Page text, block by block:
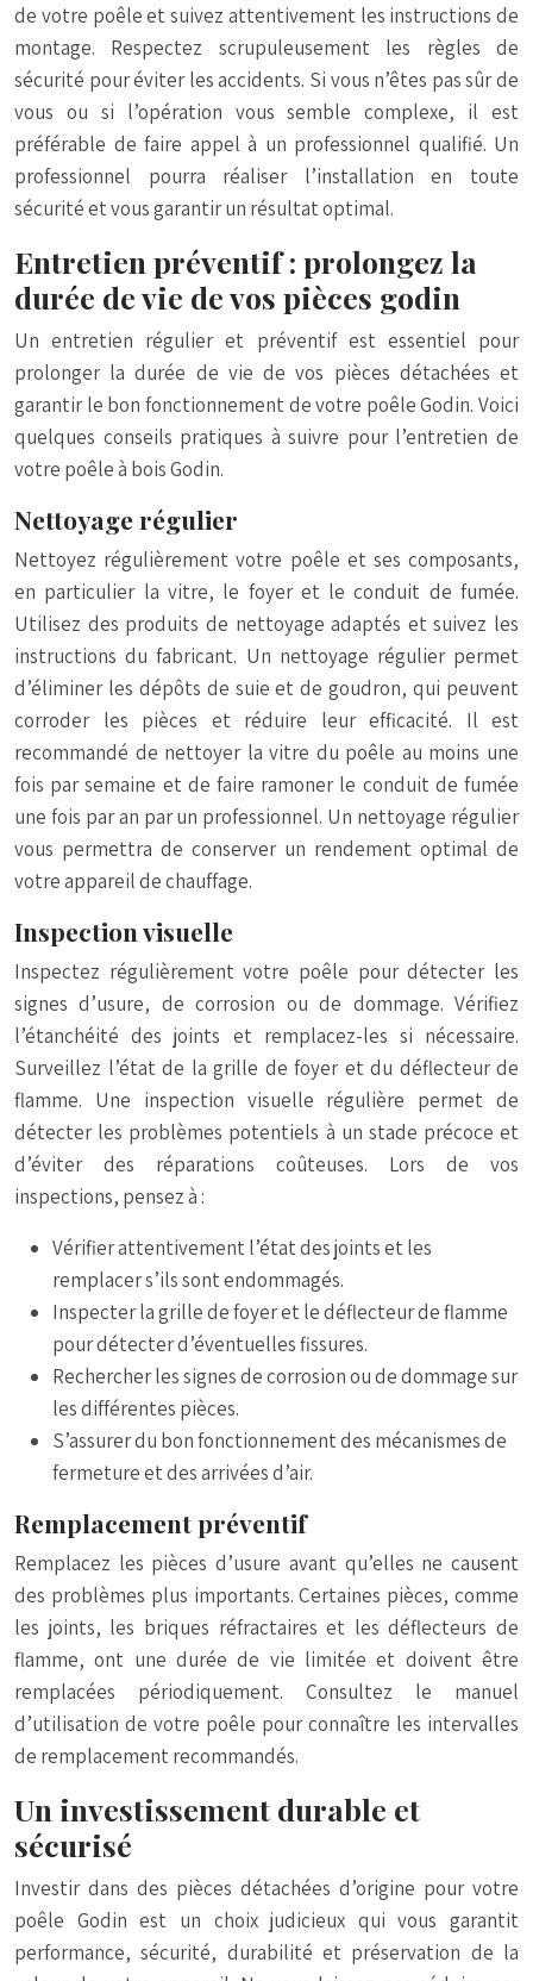
de votre poêle et suivez attentivement les instructions de
montage. Respectez scrupuleusement les règles de
sécurité pour éviter les accidents. Si vous n’êtes pas sûr de
vous ou si l’opération vous semble complexe, il est
préférable de faire appel à un professionnel qualifié. Un
professionnel pourra réaliser l’installation en toute
sécurité et vous garantir un résultat optimal.
Entretien préventif : prolongez la
durée de vie de vos pièces godin
Un entretien régulier et préventif est essentiel pour
prolonger la durée de vie de vos pièces détachées et
garantir le bon fonctionnement de votre poêle Godin. Voici
quelques conseils pratiques à suivre pour l’entretien de
votre poêle à bois Godin.
Nettoyage régulier
Nettoyez régulièrement votre poêle et ses composants,
en particulier la vitre, le foyer et le conduit de fumée.
Utilisez des produits de nettoyage adaptés et suivez les
instructions du fabricant. Un nettoyage régulier permet
d’éliminer les dépôts de suie et de goudron, qui peuvent
corroder les pièces et réduire leur efficacité. Il est
recommandé de nettoyer la vitre du poêle au moins une
fois par semaine et de faire ramoner le conduit de fumée
une fois par an par un professionnel. Un nettoyage régulier
vous permettra de conserver un rendement optimal de
votre appareil de chauffage.
Inspection visuelle
Inspectez régulièrement votre poêle pour détecter les
signes d’usure, de corrosion ou de dommage. Vérifiez
l’étanchéité des joints et remplacez-les si nécessaire.
Surveillez l’état de la grille de foyer et du déflecteur de
flamme. Une inspection visuelle régulière permet de
détecter les problèmes potentiels à un stade précoce et
d’éviter des réparations coûteuses. Lors de vos
inspections, pensez à :
Vérifier attentivement l’état des joints et les
remplacer s’ils sont endommagés.
Inspecter la grille de foyer et le déflecteur de flamme
pour détecter d’éventuelles fissures.
Rechercher les signes de corrosion ou de dommage sur
les différentes pièces.
S’assurer du bon fonctionnement des mécanismes de
fermeture et des arrivées d’air.
Remplacement préventif
Remplacez les pièces d’usure avant qu’elles ne causent
des problèmes plus importants. Certaines pièces, comme
les joints, les briques réfractaires et les déflecteurs de
flamme, ont une durée de vie limitée et doivent être
remplacées périodiquement. Consultez le manuel
d’utilisation de votre poêle pour connaître les intervalles
de remplacement recommandés.
Un investissement durable et
sécurisé
Investir dans des pièces détachées d’origine pour votre
poêle Godin est un choix judicieux qui vous garantit
performance, sécurité, durabilité et préservation de la